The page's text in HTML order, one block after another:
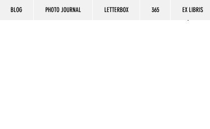
BLOG PHOTO JOURNAL LETTERBOX 365 EX LIBRIS